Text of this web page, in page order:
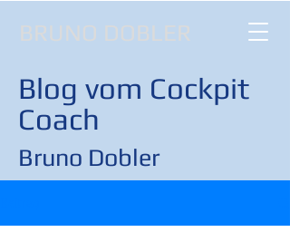
BRUNO DOBLER
Blog vom Cockpit
Coach
Bruno Dobler